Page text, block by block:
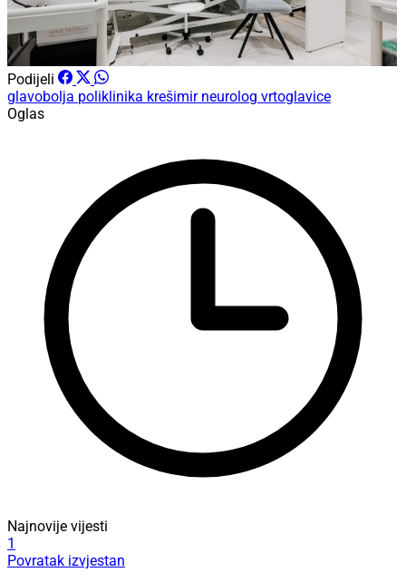
Podijeli
glavobolja poliklinika krešimir neurolog vrtoglavice
Oglas
Najnovije vijesti
1
Povratak izvjestan